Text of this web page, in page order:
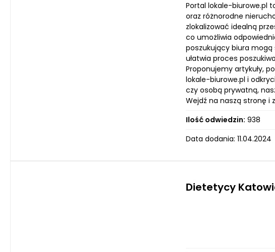
Portal lokale-biurowe.pl
oraz różnorodne
zlokalizować idealną
co umożliwia
poszukujący biura mogą
ułatwia proces
Proponujemy artykuły,
lokale-biurowe.pl i
czy osobą prywatną,
Wejdź na naszą stronę i
Ilość odwiedzin: 938
Data dodania: 11.04.2024
Dietetycy